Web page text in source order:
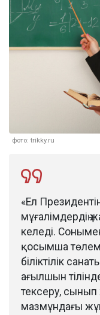
фото: trikky.ru
«Ел
мұғалімдердің
келеді.
қосымша
біліктілік
ағылшын
тексеру, сынып
мазмұндағы